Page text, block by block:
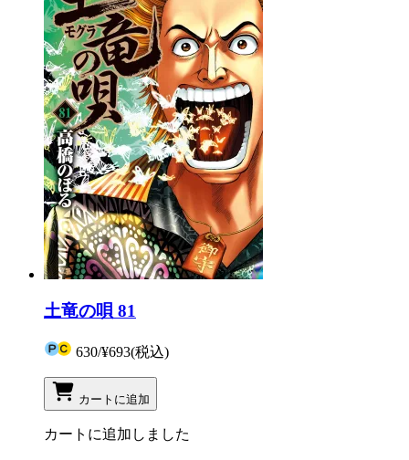
土竜の唄 81
630/¥693(税込)
カートに追加
カートに追加しました